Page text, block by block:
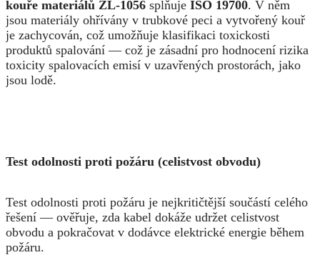
kouře materiálů ZL-1056 splňuje ISO 19700. V něm
jsou materiály ohřívány v trubkové peci a vytvořený kouř
je zachycován, což umožňuje klasifikaci toxickosti
produktů spalování — což je zásadní pro hodnocení rizika
toxicity spalovacích emisí v uzavřených prostorách, jako
jsou lodě.
Test odolnosti proti požáru (celistvost obvodu)
Test odolnosti proti požáru je nejkritičtější součástí celého
řešení — ověřuje, zda kabel dokáže udržet celistvost
obvodu a pokračovat v dodávce elektrické energie během
požáru.